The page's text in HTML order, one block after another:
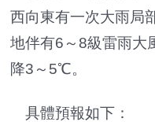
西向東有一次大雨局
地伴有6～8級雷雨大
降3～5℃。
具體預報如下：